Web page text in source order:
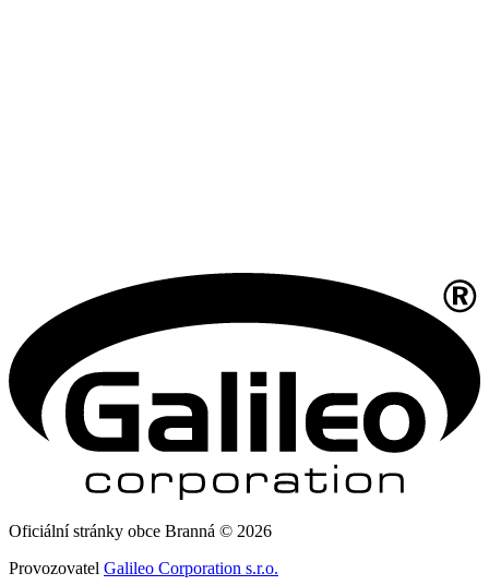
Oficiální stránky obce Branná © 2026
Provozovatel Galileo Corporation s.r.o.